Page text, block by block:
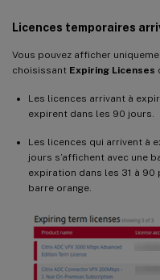
Licences temporaires
Vous pouvez afficher
choisissant Expiring Licenses
Les licences arrivant à
expirent dans les 90 jours.
Les licences qui arrivent à
jours s’affichent avec une
expiration dans les 31 à
barre orange.